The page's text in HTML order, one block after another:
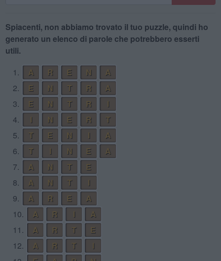
Inserisci
tutte
le
del
puzzle:
Spiacenti, non abbiamo trovato il tuo puzzle, quindi ho
generato un elenco di parole che potrebbero esserti
utili.
1.
A R E N
A
2.
E N T R
A
3.
E N T R
4.
N E R
T
5.
T E N
A
6.
T N E
A
7.
A N T
E
8.
A N T
9.
A R E
A
10.
A R
A
11.
A R T
E
12.
A R T